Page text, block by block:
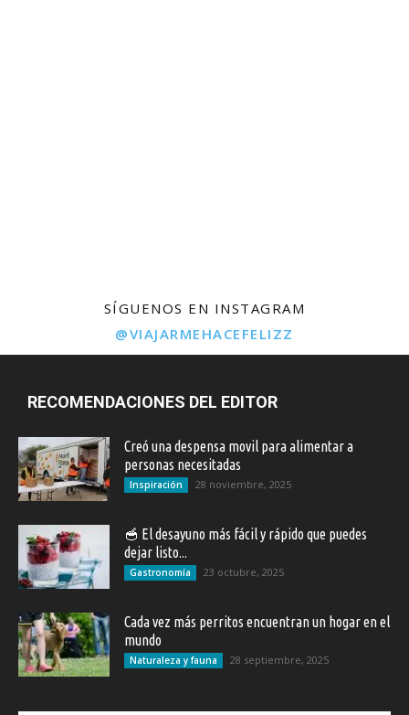
SÍGUENOS EN INSTAGRAM
@VIAJARMEHACEFELIZZ
RECOMENDACIONES DEL EDITOR
Creó una despensa movil para alimentar a
personas necesitadas
Inspiración 28 noviembre, 2025
🥣 El desayuno más fácil y rápido que puedes
dejar listo...
Gastronomía 23 octubre, 2025
Cada vez más perritos encuentran un hogar en el
mundo
Naturaleza y fauna 28 septiembre, 2025